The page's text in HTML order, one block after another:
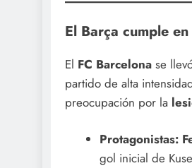
El Barça cumple
El FC Barcelona se
partido de alta
preocupación por la
Protagonistas:
gol inicial de